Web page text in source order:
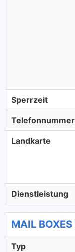
Sperrzeit
Telefonnummer
Landkarte
Dienstleistung
MAIL
Typ